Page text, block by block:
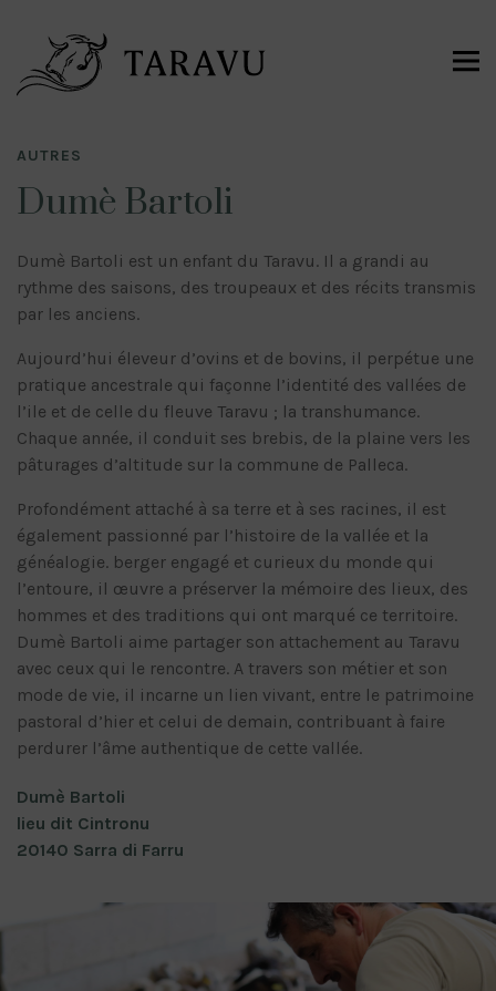
AUTRES
Dumè Bartoli
Dumè Bartoli est un enfant du Taravu. Il a grandi au
rythme des saisons, des troupeaux et des récits transmis
par les anciens.
Aujourd’hui éleveur d’ovins et de bovins, il perpétue une
pratique ancestrale qui façonne l’identité des vallées de
l’ile et de celle du fleuve Taravu ; la transhumance.
Chaque année, il conduit ses brebis, de la plaine vers les
pâturages d’altitude sur la commune de Palleca.
Profondément attaché à sa terre et à ses racines, il est
également passionné par l’histoire de la vallée et la
généalogie. berger engagé et curieux du monde qui
l’entoure, il œuvre a préserver la mémoire des lieux, des
hommes et des traditions qui ont marqué ce territoire.
Dumè Bartoli aime partager son attachement au Taravu
avec ceux qui le rencontre. A travers son métier et son
mode de vie, il incarne un lien vivant, entre le patrimoine
pastoral d’hier et celui de demain, contribuant à faire
perdurer l’âme authentique de cette vallée.
Dumè Bartoli
lieu dit Cintronu
20140 Sarra di Farru